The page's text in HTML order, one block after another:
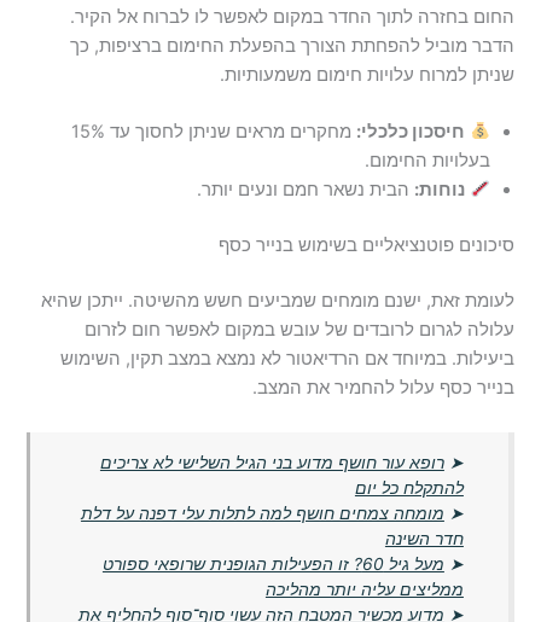
החום בחזרה לתוך החדר במקום לאפשר לו לברוח אל הקיר.
הדבר מוביל להפחתת הצורך בהפעלת החימום ברציפות, כך
שניתן למרוח עלויות חימום משמעותיות.
חיסכון כלכלי:
מחקרים מראים שניתן לחסוך עד 15%
בעלויות החימום.
נוחות: הבית נשאר חמם ונעים יותר.
סיכונים פוטנציאליים בשימוש בנייר כסף
לעומת זאת, ישנם מומחים שמביעים חשש מהשיטה. ייתכן שהיא
עלולה לגרום לרובדים של עובש במקום לאפשר חום לזרום
ביעילות. במיוחד אם הרדיאטור לא נמצא במצב תקין, השימוש
בנייר כסף עלול להחמיר את המצב.
➤רופא עור חושף מדוע בני הגיל השלישי לא צריכים
להתקלח כל יום
➤ מומחה צמחים חושף למה לתלות עלי דפנה על דלת
חדר השינה
➤
מעל גיל 60? זו הפעילות הגופנית שרופאי ספורט
ממליצים עליה יותר מהליכה
➤ מדוע מכשיר המטבח הזה עשוי סוף־סוף להחליף את